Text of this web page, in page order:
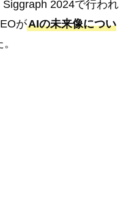
2024で行われ
がAIの未来像につい